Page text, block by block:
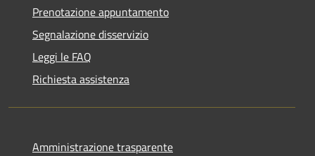
Prenotazione appuntamento
Segnalazione disservizio
Leggi le FAQ
Richiesta assistenza
Amministrazione trasparente